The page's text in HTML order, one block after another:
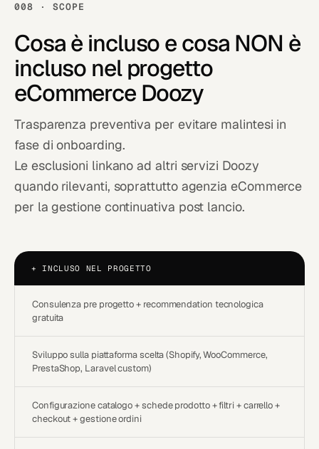
008 · SCOPE
Cosa è inclusoe cosa NON è
incluso nel progetto
eCommerce Doozy
Trasparenza preventiva per evitare malintesi in
fase di onboarding.
Le esclusioni linkano ad altri servizi Doozy
quando rilevanti, soprattutto agenzia eCommerce
per la gestione continuativa post lancio.
+ INCLUSO NEL PROGETTO
Consulenza pre progetto + recommendation tecnologica
gratuita
Sviluppo sulla piattaforma scelta (Shopify, WooCommerce,
PrestaShop, Laravel custom)
Configurazione catalogo + schede prodotto + filtri + carrello +
checkout + gestione ordini